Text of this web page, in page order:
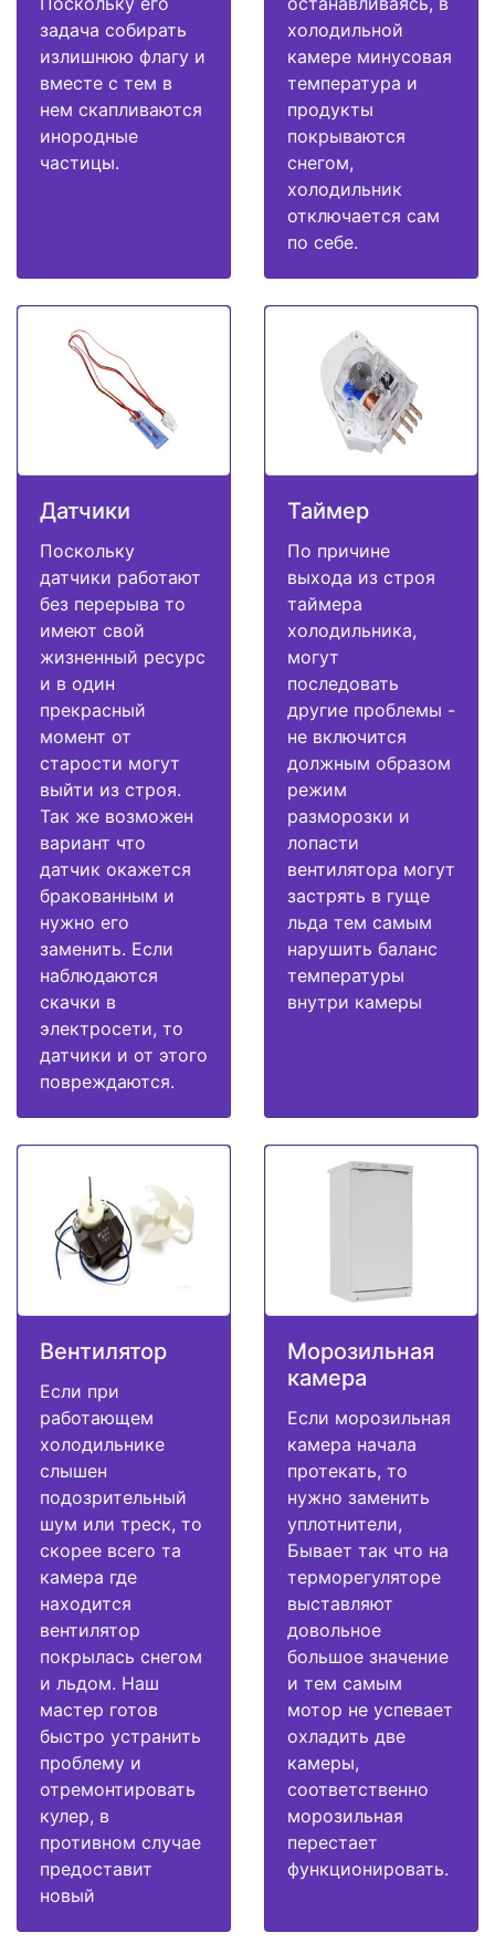
задача собирать
излишнюю флагу и
вместе с тем в
нем скапливаются
инородные
частицы.
холодильной
камере минусовая
температура и
продукты
покрываются
снегом,
холодильник
отключается сам
по себе.
Датчики
Поскольку
датчики работают
без перерыва то
имеют свой
жизненный ресурс
и в один
прекрасный
момент от
старости могут
выйти из строя.
Так же возможен
вариант что
датчик окажется
бракованным и
нужно его
заменить. Если
наблюдаются
скачки в
электросети, то
датчики и от этого
повреждаются.
Таймер
По причине
выхода из строя
таймера
холодильника,
могут
последовать
другие проблемы -
не включится
должным образом
режим
разморозки и
лопасти
вентилятора могут
застрять в гуще
льда тем самым
нарушить баланс
температуры
внутри камеры
Вентилятор
Если при
работающем
холодильнике
слышен
подозрительный
шум или треск, то
скорее всего та
камера где
находится
вентилятор
покрылась снегом
и льдом. Наш
мастер готов
быстро устранить
проблему и
отремонтировать
кулер, в
противном случае
предоставит
новый
Морозильная
камера
Если морозильная
камера начала
протекать, то
нужно заменить
уплотнители,
Бывает так что на
терморегуляторе
выставляют
довольное
большое значение
и тем самым
мотор не успевает
охладить две
камеры,
соответственно
морозильная
перестает
функционировать.